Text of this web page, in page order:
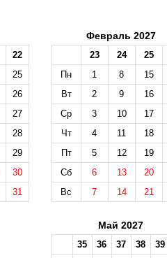
22
25
26
27
28
29
30
31
Февраль 2027
23 24
25
Пн
1 8
15
Вт
2 9
16
Ср
3 10
17
Чт
4 11
18
Пт
5 12
19
Сб
6 13
20
Вс
7 14 21
Май 2027
35 36 37 38
39